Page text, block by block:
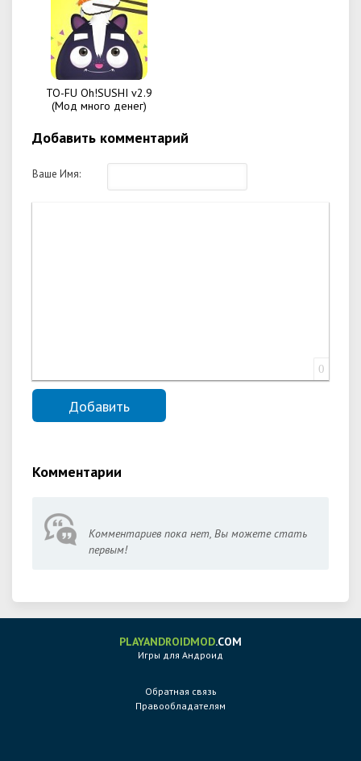
TO-FU Oh!SUSHI v2.9
(Мод много денег)
Добавить комментарий
Ваше Имя:
0
Комментарии
Комментариев пока нет, Вы можете стать
первым!
PLAYANDROIDMOD.COM
Игры для Андроид
Обратная связь
Правообладателям